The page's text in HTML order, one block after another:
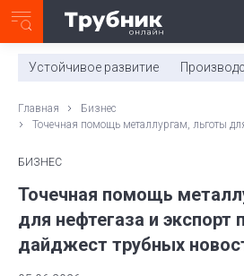
0:00/ 11:03
Устойчивое развитие
Главная
Бизнес
Точечная помощь металлургам, льготы
БИЗНЕС
Точечная помощь
для нефтегаза и экспорт
дайджест трубных